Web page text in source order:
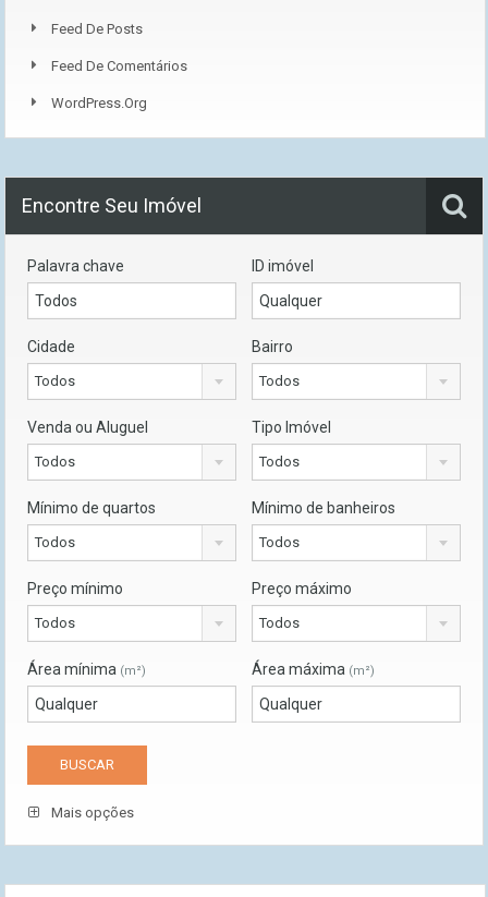
Feed De Posts
Feed De Comentários
WordPress.org
Encontre Seu Imóvel
Palavra chave ID imóvel
Cidade
Todos
Bairro
Todos
Venda ou Aluguel
Todos
Tipo Imóvel
Todos
Mínimo de quartos
Todos
Mínimo de banheiros
Todos
Preço mínimo
Todos
Preço máximo
Todos
Área mínima (m²) Área máxima (m²)
Mais opções